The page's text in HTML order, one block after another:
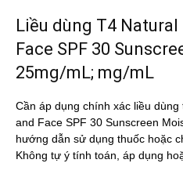
Liều dùng T4
Face SPF 30
25mg/mL; mg/mL
Cần áp dụng chính xác liều
and Face SPF 30 Sunscreen
hướng dẫn sử dụng thuốc hoặc
Không tự ý tính toán, áp dụng